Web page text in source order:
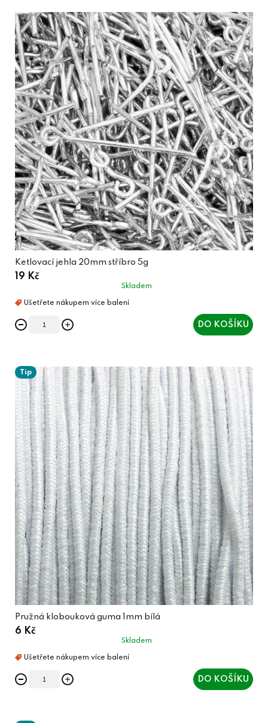
Ketlovací jehla 20mm stříbro 5g
19 Kč
Skladem
DO KOŠÍKU
Tip
Pružná klobouková guma 1mm bílá
6 Kč
Skladem
DO KOŠÍKU